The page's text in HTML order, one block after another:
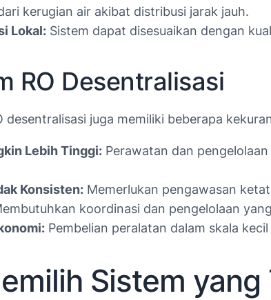
kerugian air akibat distribusi jarak jauh.
Lokal: Sistem dapat disesuaikan dengan
RO Desentralisasi
desentralisasi juga memiliki beberapa
Lebih Tinggi: Perawatan dan
Konsisten: Memerlukan pengawasan
koordinasi dan pengelolaan
Pembelian peralatan dalam skala
Sistem yang